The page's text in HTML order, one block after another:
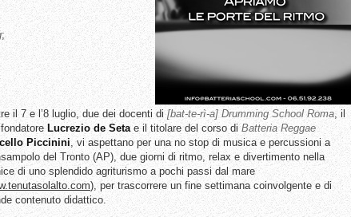
;
il 7 e l’8 luglio, due dei docenti di[bat-te-rì-a] Drumming School Roma, il
Lucrezio de Setae il titolare del corso diBatteria Reggae
Piccinini, vi aspettano per una no stop di musica e percussioni a
del Tronto (AP), due giorni di ritmo, relax e divertimento nella
di uno splendido agriturismo a pochi passi dal mare
), per trascorrere un fine settimana coinvolgente e di
contenuto didattico.